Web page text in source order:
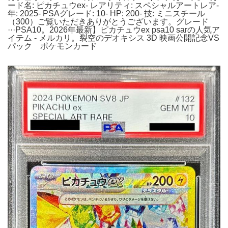
ード名: ピカチュウex- レアリティ: スペシャルアートレア-
年: 2025- PSAグレード: 10- HP: 200- 技: ミニスチール
（300）ご覧いただきありがとうございます。グレード
···PSA10。2026年最新】ピカチュウex psa10 sarの人気ア
イテム - メルカリ。裂空のデオキシス 3D 映画公開記念VS
パック ポケモンカード